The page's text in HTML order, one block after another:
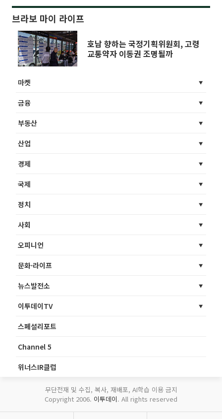
브라보 마이 라이프
호남 향하는 국정기획위원회, 고령
교통약자 이동권 조명될까
마켓
금융
부동산
산업
경제
국제
정치
사회
오피니언
문화·라이프
뉴스발전소
이투데이TV
스페셜리포트
Channel 5
위너스IR클럽
무단전재 및 수집, 복사, 재배포, AI학습 이용 금지
Copyright 2006. 이투데이. All rights reserved